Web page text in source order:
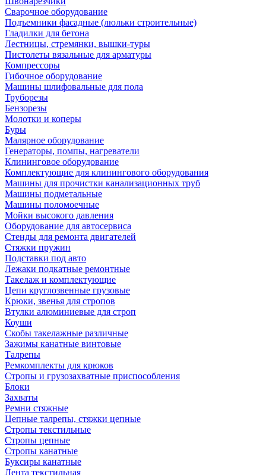
Сварочное оборудование
Подъемники фасадные (люльки строительные)
Гладилки для бетона
Лестницы, стремянки, вышки-туры
Пистолеты вязальные для арматуры
Компрессоры
Гибочное оборудование
Машины шлифовальные для пола
Труборезы
Бензорезы
Молотки и коперы
Буры
Малярное оборудование
Генераторы, помпы, нагреватели
Клининговое оборудование
Комплектующие для клинингового оборудования
Машины для прочистки канализационных труб
Машины подметальные
Машины поломоечные
Мойки высокого давления
Оборудование для автосервиса
Стенды для ремонта двигателей
Стяжки пружин
Подставки под авто
Лежаки подкатные ремонтные
Такелаж и комплектующие
Цепи круглозвенные грузовые
Крюки, звенья для стропов
Втулки алюминиевые для строп
Коуши
Скобы такелажные различные
Зажимы канатные винтовые
Талрепы
Ремкомплекты для крюков
Стропы и грузозахватные приспособления
Блоки
Захваты
Ремни стяжные
Цепные талрепы, стяжки цепные
Стропы текстильные
Стропы цепные
Стропы канатные
Буксиры канатные
Лента текстильная